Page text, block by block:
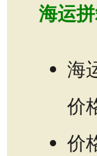
海运
海
价
价